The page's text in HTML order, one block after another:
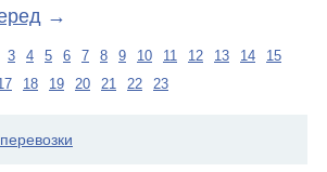
→
3 4 5 6 7 8 9 10 11 12 13 14
15
18 19 20 21 22 23